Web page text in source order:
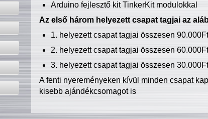
Arduino fejlesztő kit TinkerKit modulokkal
Az első három helyezett csapat tagjai az
1. helyezett csapat tagjai összesen
2. helyezett csapat tagjai összesen
3. helyezett csapat tagjai összesen
A fenti nyereményeken kívül minden csapat
kisebb ajándékcsomagot is